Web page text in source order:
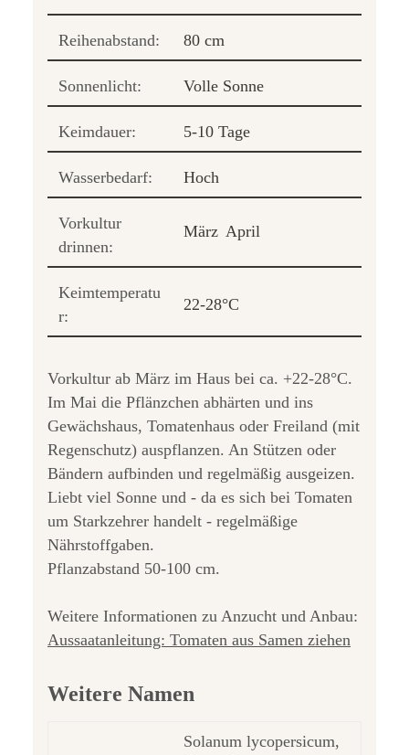
Reihenabstand: 80 cm
Sonnenlicht: Volle Sonne
Keimdauer: 5-10 Tage
Wasserbedarf: Hoch
Vorkultur
drinnen:
März April
Keimtemperatu
r:
22-28°C
Vorkultur ab März im Haus bei ca. +22-28°C.
Im Mai die Pflänzchen abhärten und ins
Gewächshaus, Tomatenhaus oder Freiland (mit
Regenschutz) auspflanzen. An Stützen oder
Bändern aufbinden und regelmäßig ausgeizen.
Liebt viel Sonne und - da es sich bei Tomaten
um Starkzehrer handelt - regelmäßige
Nährstoffgaben.
Pflanzabstand 50-100 cm.
Weitere Informationen zu Anzucht und Anbau:
Aussaatanleitung: Tomaten aus Samen ziehen
Weitere Namen
Solanum lycopersicum,